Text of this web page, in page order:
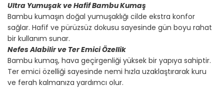
Ultra Yumuşak ve Hafif Bambu Kumaş
Bambu kumaşın doğal yumuşaklığı cilde ekstra konfor
sağlar. Hafif ve pürüzsüz dokusu sayesinde gün boyu rahat
bir kullanım sunar.
Nefes Alabilir ve Ter Emici Özellik
Bambu kumaş, hava geçirgenliği yüksek bir yapıya sahiptir.
Ter emici özelliği sayesinde nemi hızla uzaklaştırarak kuru
ve ferah kalmanıza yardımcı olur.